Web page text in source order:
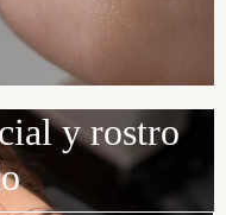
y rostro